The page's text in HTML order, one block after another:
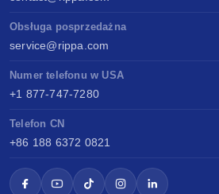
Obsługa posprzedażna
service@rippa.com
Numer telefonu w USA
+1 877-747-7280
Telefon CN
+86 188 6372 0821